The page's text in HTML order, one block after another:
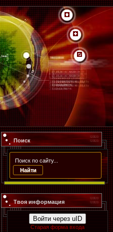
Поиск
Твоя информация
Войти через uID
Старая форма входа